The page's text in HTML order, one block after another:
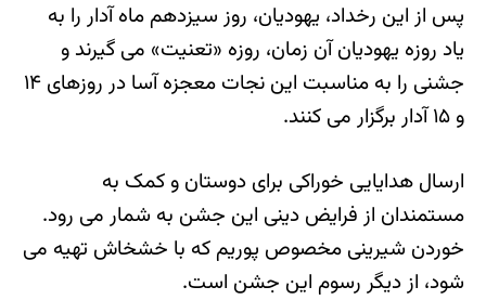
پس از این رخداد، یهودیان، روز سیزدهم ماه آدار را به
یاد روزه یهودیان آن زمان، روزه «تعنیت» می گیرند و
جشنی را به مناسبت این نجات معجزه آسا در روزهای ۱۴
و ۱۵ آدار برگزار می کنند.
ارسال هدایایی خوراکی برای دوستان و کمک به
مستمندان از فرایض دینی این جشن به شمار می رود.
خوردن شیرینی مخصوص پوریم که با خشخاش تهیه می
شود، از دیگر رسوم این جشن است.